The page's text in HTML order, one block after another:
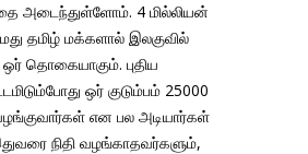
அடைந்துள்ளோம். 4 மில்லியன்
தமிழ் மக்களால் இலகுவில்
தொகையாகும். புதிய
ஒர் குடும்பம் 25000
என பல அடியார்கள்
நிதி வழங்காதவர்களும்,